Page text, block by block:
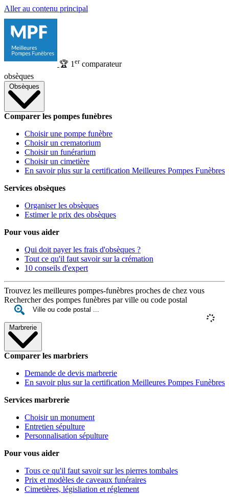
Aller au contenu principal
🏆 1 ercomparateur
obsèques
Obsèques
Comparer les pompes funèbres
Choisir une pompe funèbre
Choisir un crematorium
Choisir un funérarium
Choisir un cimetière
En savoir plus sur la certification Meilleures Pompes Funèbres
Services obsèques
Organiser les obsèques
Estimer le prix des obsèques
Pour vous aider
Qui doit payer les frais d'obsèques ?
Tout ce qu'il faut savoir sur la crémation
10 conseils d'expert
Trouvez les meilleures pompes-funèbres proches de chez vous
Rechercher des pompes funèbres par ville ou code postal
Marbrerie
Comparer les marbriers
Demande de devis marbrerie
En savoir plus sur la certification Meilleures Pompes Funèbres
Services marbrerie
Choisir un monument
Entretien sépulture
Personnalisation sépulture
Pour vous aider
Tous ce qu'il faut savoir sur les pierres tombales
Prix et modèles de caveaux funéraires
Cimetières, législiation et réglement